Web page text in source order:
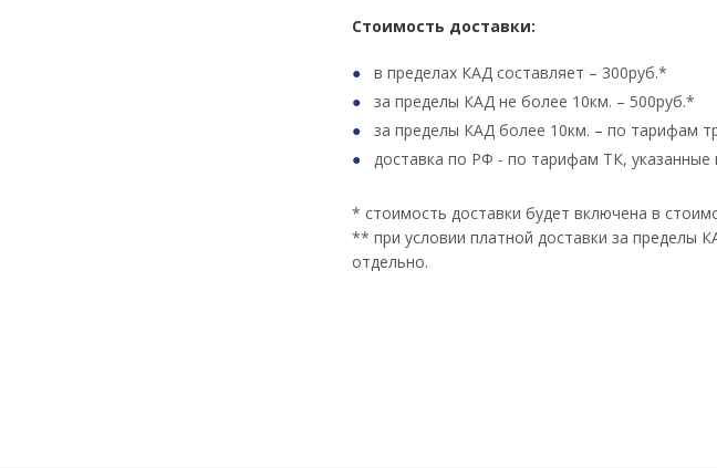
Стоимость доставки:
в пределах КАД составляет – 300руб.*
за пределы КАД не более 10км. – 500руб.*
за пределы КАД более 10км. – по тарифам
доставка по РФ - по тарифам ТК,
* стоимость доставки будет включена в
** при условии платной доставки за пределы
отдельно.